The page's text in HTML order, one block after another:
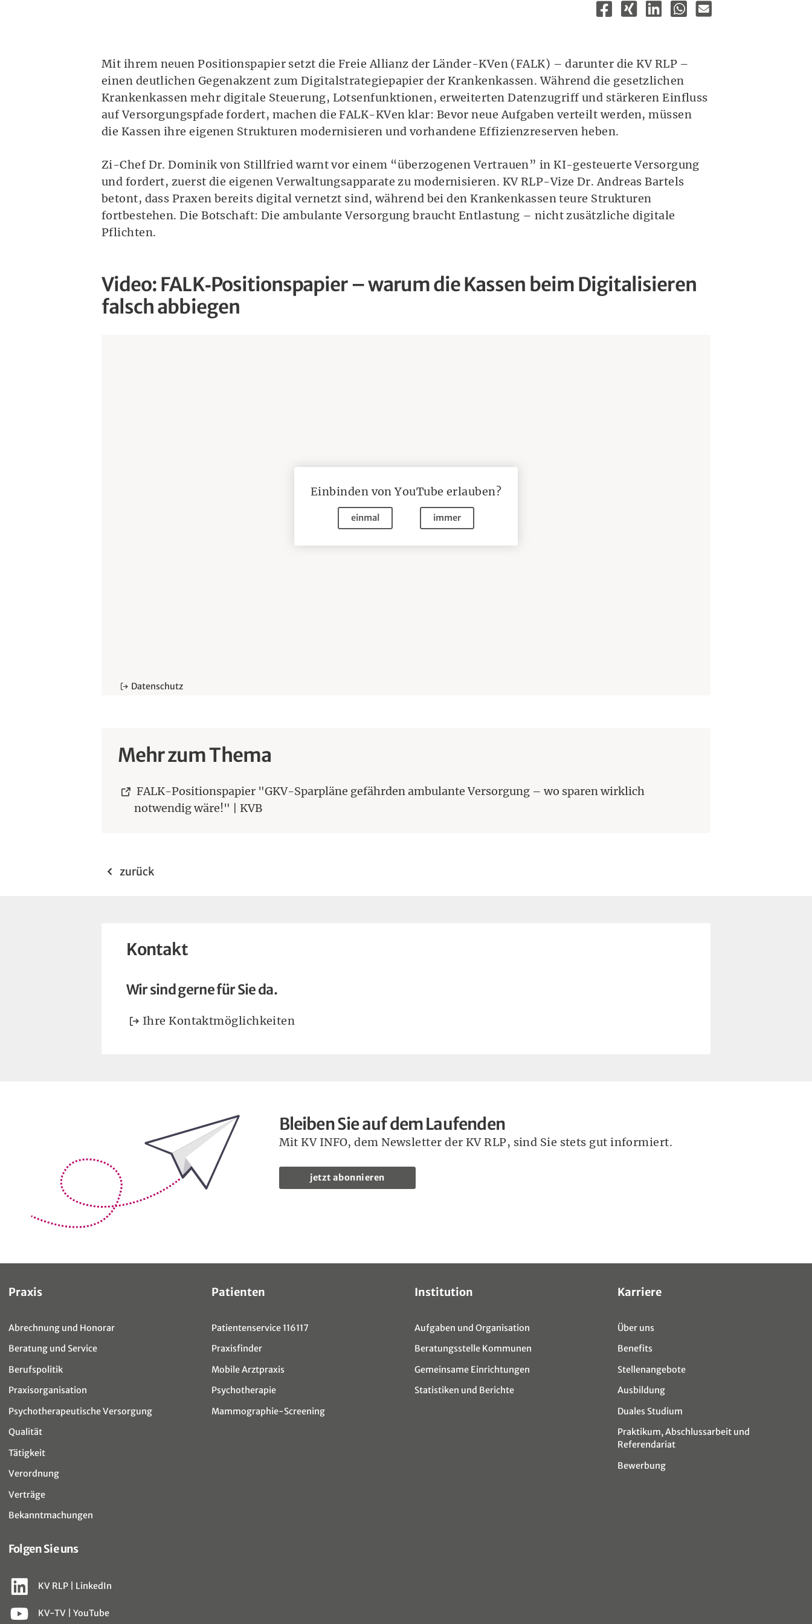
Mit ihrem neuen Positionspapier setzt die Freie Allianz der Länder-KVen (FALK) – darunter die KV RLP –
einen deutlichen Gegenakzent zum Digitalstrategiepapier der Krankenkassen. Während die gesetzlichen
Krankenkassen mehr digitale Steuerung, Lotsenfunktionen, erweiterten Datenzugriff und stärkeren Einfluss
auf Versorgungspfade fordert, machen die FALK-KVen klar: Bevor neue Aufgaben verteilt werden, müssen
die Kassen ihre eigenen Strukturen modernisieren und vorhandene Effizienzreserven heben.
Zi-Chef Dr. Dominik von Stillfried warnt vor einem “überzogenen Vertrauen” in KI-gesteuerte Versorgung
und fordert, zuerst die eigenen Verwaltungsapparate zu modernisieren. KV RLP-Vize Dr. Andreas Bartels
betont, dass Praxen bereits digital vernetzt sind, während bei den Krankenkassen teure Strukturen
fortbestehen. Die Botschaft: Die ambulante Versorgung braucht Entlastung – nicht zusätzliche digitale
Pflichten.
Video: FALK‑Positionspapier – warum die Kassen beim Digitalisieren
falsch abbiegen
Einbinden vonYouTube erlauben?
einmal immer
Datenschutz
Mehr zum Thema
FALK-Positionspapier "GKV-Sparpläne gefährden ambulante Versorgung – wo sparen wirklich
notwendig wäre!" | KVB(Link auf eine andere Webseite.)
zurück
Kontakt
Wir sind gerne für Sie da.
Ihre Kontaktmöglichkeiten
Bleiben Sie auf dem Laufenden Bleiben Sie auf dem Laufenden
Mit KV INFO, dem Newsletter der KV RLP, sind Sie stets gut informiert.
jetzt abonnieren
Sitemap
Praxis
Abrechnung und Honorar
Beratung und Service
Berufspolitik
Praxisorganisation
Psychotherapeutische Versorgung
Qualität
Tätigkeit
Verordnung
Verträge
Bekanntmachungen
Patienten
Patientenservice 116117
Praxisfinder
Mobile Arztpraxis
Psychotherapie
Mammographie-Screening
Institution
Aufgaben und Organisation
Beratungsstelle Kommunen
Gemeinsame Einrichtungen
Statistiken und Berichte
Karriere
Über uns
Benefits
Stellenangebote
Ausbildung
Duales Studium
Praktikum, Abschlussarbeit und
Referendariat
Bewerbung
Folgen Sie uns
KV RLP | LinkedIn
KV-TV | YouTube